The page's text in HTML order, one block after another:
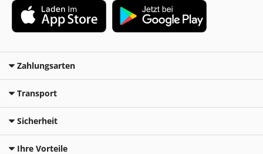
Zahlungsarten
Transport
Sicherheit
Ihre Vorteile